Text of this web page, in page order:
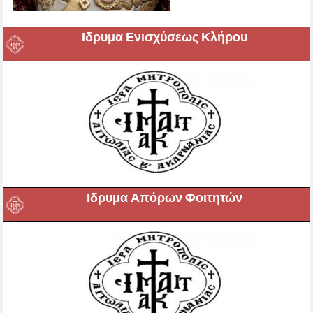
Ιδρυμα Ενισχύσεως Κλήρου
Ιδρυμα Απόρων Φοιτητών